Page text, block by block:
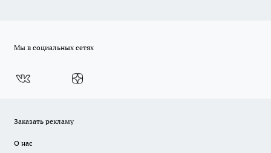
Мы в социальных сетях
Заказать рекламу
О нас